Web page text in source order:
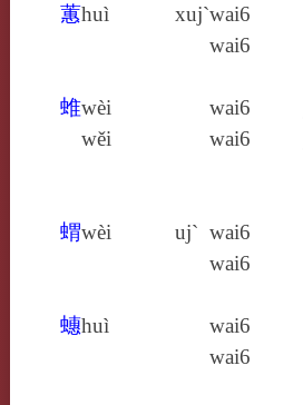
蕙huì xuj`wai6
wai6
蜼wèi
wěi
wai6
wai6
蝟wèi uj` wai6
wai6
蟪huì
wai6
wai6